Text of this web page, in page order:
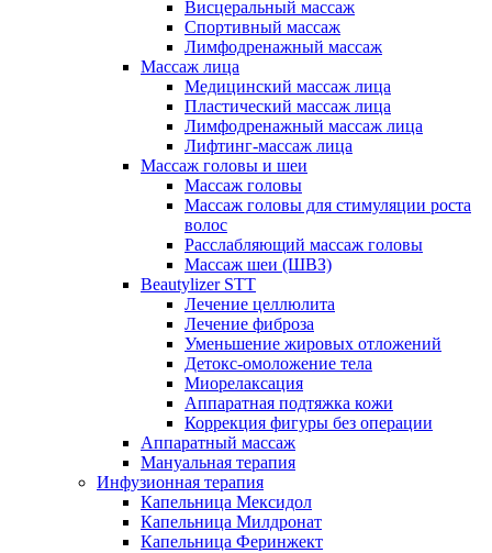
Висцеральный массаж
Спортивный массаж
Лимфодренажный массаж
Массаж лица
Медицинский массаж лица
Пластический массаж лица
Лимфодренажный массаж лица
Лифтинг-массаж лица
Массаж головы и шеи
Массаж головы
Массаж головы для стимуляции роста
волос
Расслабляющий массаж головы
Массаж шеи (ШВЗ)
Beautylizer STT
Лечение целлюлита
Лечение фиброза
Уменьшение жировых отложений
Детокс-омоложение тела
Миорелаксация
Аппаратная подтяжка кожи
Коррекция фигуры без операции
Аппаратный массаж
Мануальная терапия
Инфузионная терапия
Капельница Мексидол
Капельница Милдронат
Капельница Феринжект